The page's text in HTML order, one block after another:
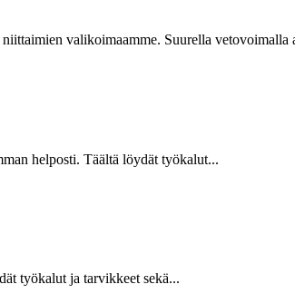
valikoimaamme. Suurella vetovoimalla
helposti. Täältä löydät työkalut...
työkalut ja tarvikkeet sekä...